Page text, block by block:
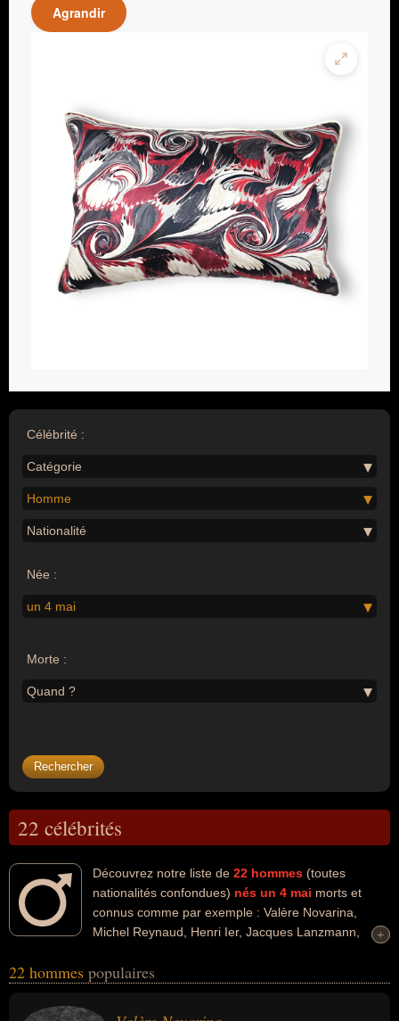
Agrandir
Célébrité :
Catégorie
Homme
Nationalité
Née :
un 4 mai
Morte :
Quand ?
22 célébrités
Découvrez notre liste de 22 hommes (toutes
nationalités confondues) nés un 4 mai morts et
connus comme par exemple : Valère Novarina,
Michel Reynaud, Henri Ier, Jacques Lanzmann,
Rojdestvenski, Harry Fujiwara, Manuel Contreras... Ces
dans les domaines de l'art, de la littérature, de la peinture, de la
+
+
22 hommes populaires